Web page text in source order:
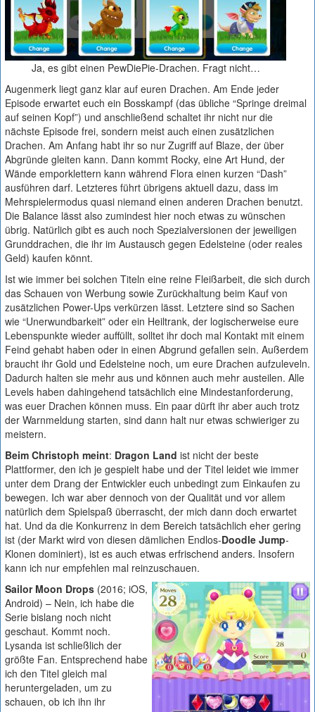
Ja, es gibt einen PewDiePie-Drachen. Fragt nicht…
Augenmerk liegt ganz klar auf euren Drachen. Am Ende jeder
Episode erwartet euch ein Bosskampf (das übliche “Springe dreimal
auf seinen Kopf”) und anschließend schaltet ihr nicht nur die
nächste Episode frei, sondern meist auch einen zusätzlichen
Drachen. Am Anfang habt ihr so nur Zugriff auf Blaze, der über
Abgründe gleiten kann. Dann kommt Rocky, eine Art Hund, der
Wände emporklettern kann während Flora einen kurzen “Dash”
ausführen darf. Letzteres führt übrigens aktuell dazu, dass im
Mehrspielermodus quasi niemand einen anderen Drachen benutzt.
Die Balance lässt also zumindest hier noch etwas zu wünschen
übrig. Natürlich gibt es auch noch Spezialversionen der jeweiligen
Grunddrachen, die ihr im Austausch gegen Edelsteine (oder reales
Geld) kaufen könnt.
Ist wie immer bei solchen Titeln eine reine Fleißarbeit, die sich durch
das Schauen von Werbung sowie Zurückhaltung beim Kauf von
zusätzlichen Power-Ups verkürzen lässt. Letztere sind so Sachen
wie “Unerwundbarkeit” oder ein Heiltrank, der logischerweise eure
Lebenspunkte wieder auffüllt, solltet ihr doch mal Kontakt mit einem
Feind gehabt haben oder in einen Abgrund gefallen sein. Außerdem
braucht ihr Gold und Edelsteine noch, um eure Drachen aufzuleveln.
Dadurch halten sie mehr aus und können auch mehr austeilen. Alle
Levels haben dahingehend tatsächlich eine Mindestanforderung,
was euer Drachen können muss. Ein paar dürft ihr aber auch trotz
der Warnmeldung starten, sind dann halt nur etwas schwieriger zu
meistern.
Beim Christoph meint: Dragon Land ist nicht der beste
Plattformer, den ich je gespielt habe und der Titel leidet wie immer
unter dem Drang der Entwickler euch unbedingt zum Einkaufen zu
bewegen. Ich war aber dennoch von der Qualität und vor allem
natürlich dem Spielspaß überrascht, der mich dann doch erwartet
hat. Und da die Konkurrenz in dem Bereich tatsächlich eher gering
ist (der Markt wird von diesen dämlichen Endlos-Doodle Jump-
Klonen dominiert), ist es auch etwas erfrischend anders. Insofern
kann ich nur empfehlen mal reinzuschauen.
Sailor Moon Drops (2016; iOS,
Android) – Nein, ich habe die
Serie bislang noch nicht
geschaut. Kommt noch.
Lysanda ist schließlich der
größte Fan. Entsprechend habe
ich den Titel gleich mal
heruntergeladen, um zu
schauen, ob ich ihn ihr